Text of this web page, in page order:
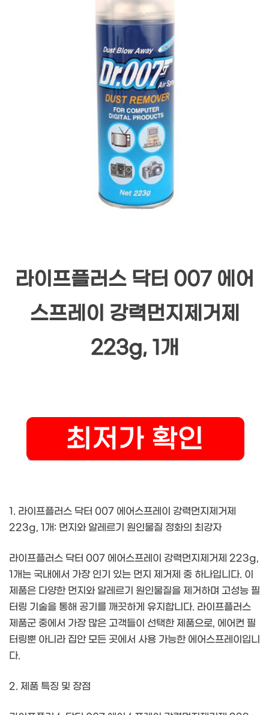
라이프플러스 닥터 007 에어
스프레이 강력먼지제거제
223g, 1개
1. 라이프플러스 닥터 007 에어스프레이 강력먼지제거제
223g, 1개: 먼지와 알레르기 원인물질 정화의 최강자
라이프플러스 닥터 007 에어스프레이 강력먼지제거제 223g,
1개는 국내에서 가장 인기 있는 먼지 제거제 중 하나입니다. 이
제품은 다양한 먼지와 알레르기 원인물질을 제거하며 고성능 필
터링 기술을 통해 공기를 깨끗하게 유지합니다. 라이프플러스
제품군 중에서 가장 많은 고객들이 선택한 제품으로, 에어컨 필
터링뿐 아니라 집안 모든 곳에서 사용 가능한 에어스프레이입니
다.
2. 제품 특징 및 장점